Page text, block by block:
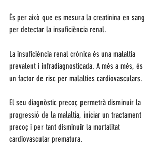
És per això que es mesura la creatinina en sang
per detectar la insuficiència renal.
La insuficiència renal crònica és una malaltia
prevalent i infradiagnosticada. A més a més, és
un factor de risc per malalties cardiovasculars.
El seu diagnòstic precoç permetrà disminuir la
progressió de la malaltia, iniciar un tractament
precoç i per tant disminuir la mortalitat
cardiovascular prematura.